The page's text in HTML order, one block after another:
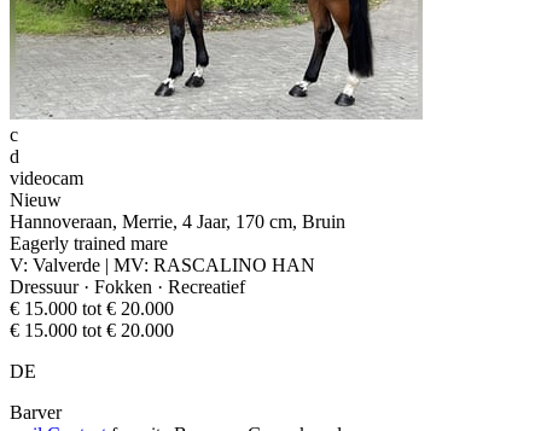
c
d
videocam
Nieuw
Hannoveraan, Merrie, 4 Jaar, 170 cm, Bruin
Eagerly trained mare
V: Valverde | MV: RASCALINO HAN
Dressuur · Fokken · Recreatief
€ 15.000 tot € 20.000
€ 15.000 tot € 20.000
DE
Barver